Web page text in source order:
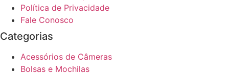
Política de Privacidade
Fale Conosco
Categorias
Acessórios de Câmeras
Bolsas e Mochilas